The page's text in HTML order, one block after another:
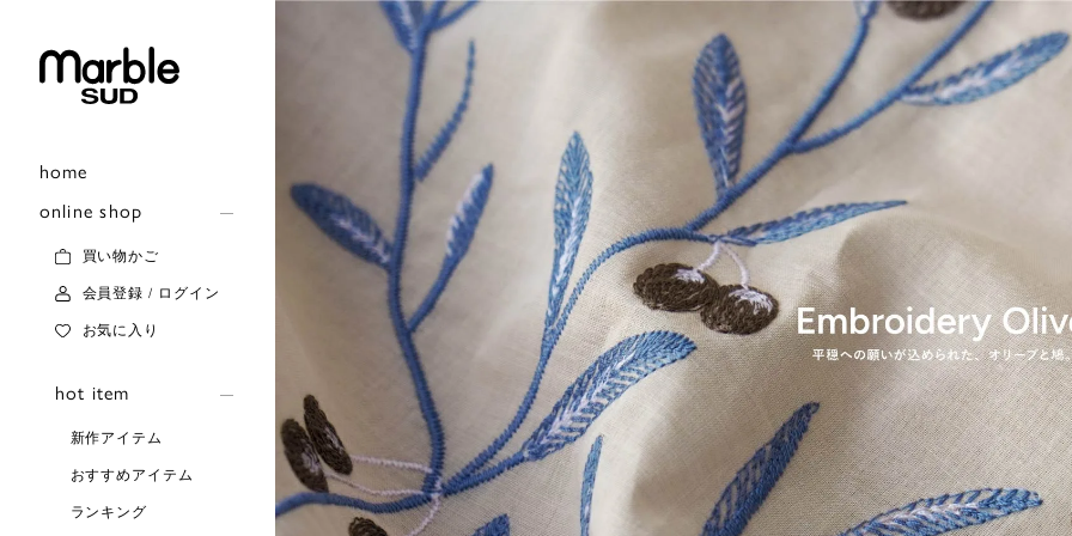
home
online shop
買い物かご
会員登録 / ログイン
お気に入り
hot item
新作アイテム
おすすめアイテム
ランキング